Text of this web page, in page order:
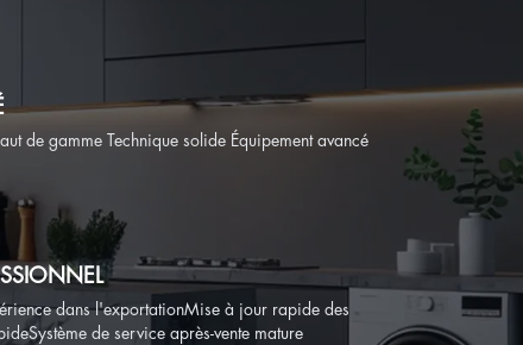
de gamme Technique solide Équipement avancé
dans l'exportationMise à jour rapide des
de service après-vente mature